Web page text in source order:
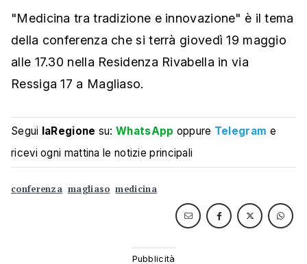
"Medicina tra tradizione e innovazione" è il tema
della conferenza che si terrà giovedì 19 maggio
alle 17.30 nella Residenza Rivabella in via
Ressiga 17 a Magliaso.
Segui laRegione su:WhatsApp oppure Telegram e
ricevi ogni mattina le notizie principali
conferenza magliaso medicina